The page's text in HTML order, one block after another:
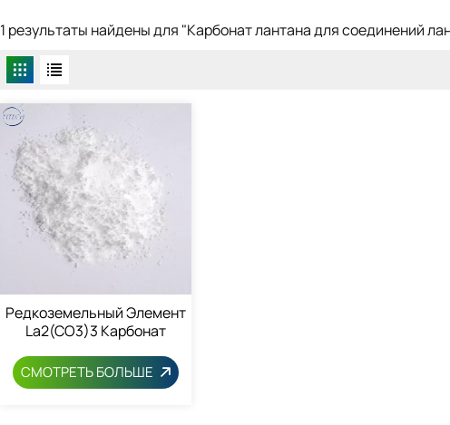
1 результаты найдены для "Карбонат лантана для соединений
Редкоземельный Элемент
La2(CO3)3 Карбонат
СМОТРЕТЬ БОЛЬШЕ